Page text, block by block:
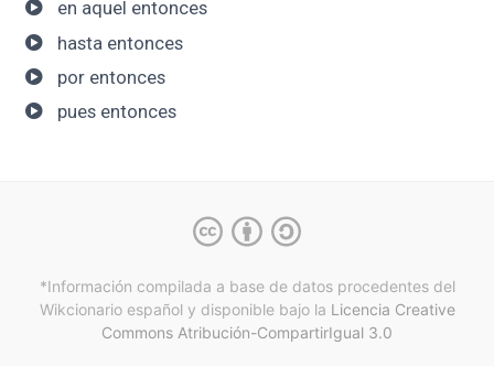
en aquel entonces
hasta entonces
por entonces
pues entonces
*Información compilada a base de datos procedentes del
Wikcionario español y disponible bajo la Licencia Creative
Commons Atribución-CompartirIgual 3.0